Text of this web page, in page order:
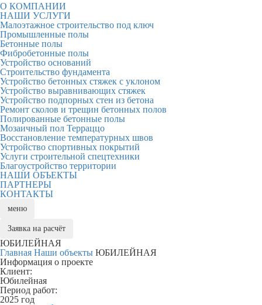
О КОМПАНИИ
НАШИ УСЛУГИ
Малоэтажное строительство под ключ
Промышленные полы
Бетонные полы
Фибробетонные полы
Устройство оснований
Строительство фундамента
Устройство бетонных стяжек с уклоном
Устройство выравнивающих стяжек
Устройство подпорных стен из бетона
Ремонт сколов и трещин бетонных полов
Полированные бетонные полы
Мозаичный пол Терраццо
Восстановление температурных швов
Устройство спортивных покрытий
Услуги строительной спецтехники
Благоустройство территории
НАШИ ОБЪЕКТЫ
ПАРТНЕРЫ
КОНТАКТЫ
меню
Заявка на расчёт
ЮБИЛЕЙНАЯ
Главная Наши объекты ЮБИЛЕЙНАЯ
Информация о проекте
Клиент:
Юбилейная
Период работ:
2025 год